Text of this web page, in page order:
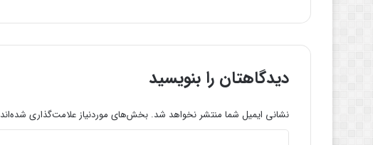
دیدگاهتان را بنویسید
نشانی ایمیل شما منتشر نخواهد شد. بخش‌های موردنیاز علامت‌گذاری شده‌اند